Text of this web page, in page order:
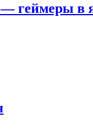
— геймеры в